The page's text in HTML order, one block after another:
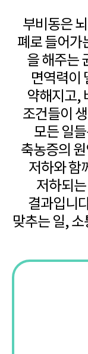
부비동은
폐로 들어가
을 해주는
면역력이
약해지고,
조건들이
모든 일
축농증의
저하와 함
저하되
결과입니
맞추는 일,